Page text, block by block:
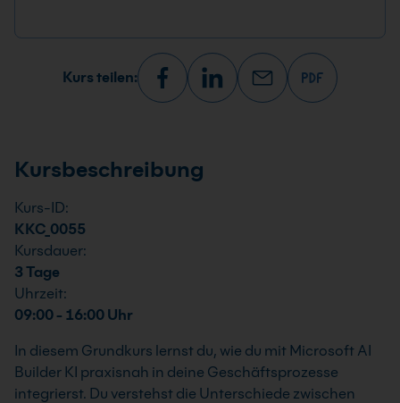
Kurs teilen:
Kursbeschreibung
Kurs-ID:
KKC_0055
Kursdauer:
3 Tage
Uhrzeit:
09:00 - 16:00 Uhr
In diesem Grundkurs lernst du, wie du mit Microsoft AI
Builder KI praxisnah in deine Geschäftsprozesse
integrierst. Du verstehst die Unterschiede zwischen